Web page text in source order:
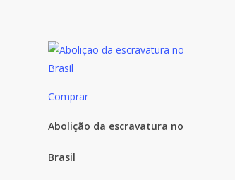
Comprar
Abolição da escravatura no
Brasil